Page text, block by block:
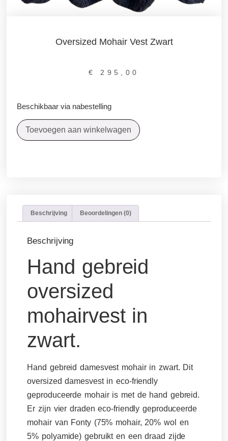
Oversized Mohair Vest Zwart
€ 295,00
Beschikbaar via nabestelling
Toevoegen aan winkelwagen
Beschrijving Beoordelingen (0)
Beschrijving
Hand gebreid
oversized
mohairvest in
zwart.
Hand gebreid damesvest mohair in zwart. Dit
oversized damesvest in eco-friendly
geproduceerde mohair is met de hand gebreid.
Er zijn vier draden eco-friendly geproduceerde
mohair van Fonty (75% mohair, 20% wol en
5% polyamide) gebruikt en een draad zijde